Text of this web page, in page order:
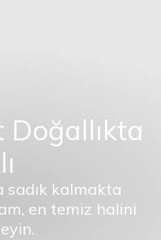
Doğallıkta
sadık kalmakta
en temiz halini